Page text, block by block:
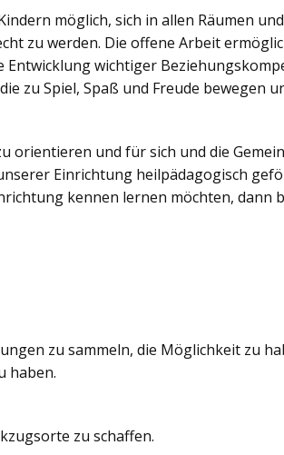
möglich, sich in allen Räumen
zu werden. Die offene Arbeit
wichtiger
zu Spiel, Spaß und Freude bewegen
orientieren und für sich und die
Einrichtung heilpädagogisch
kennen lernen möchten, dann
zu sammeln, die Möglichkeit zu
haben.
zu schaffen.